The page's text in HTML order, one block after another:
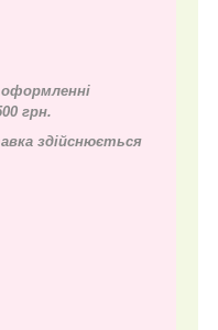
грн.
здійснюється